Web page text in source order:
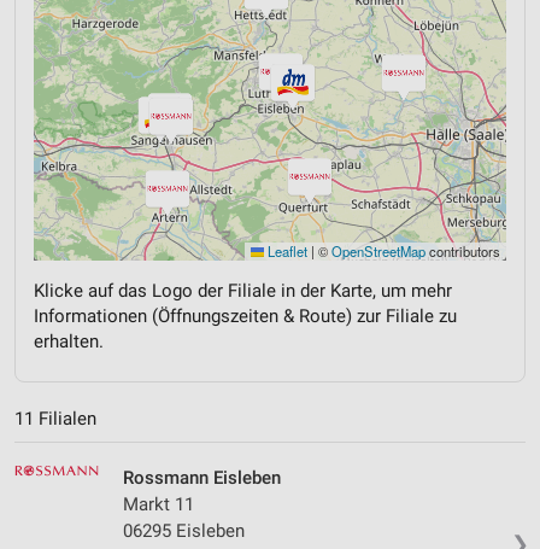
Leaflet | ©OpenStreetMapcontributors
Klicke auf das Logo der Filiale in der Karte, um mehr
Informationen (Öffnungszeiten & Route) zur Filiale zu
erhalten.
11 Filialen
❯
Rossmann Eisleben
Markt 11
06295 Eisleben